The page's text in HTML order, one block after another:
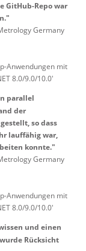
GitHub-Repo war
Germany
Anwendungen mit
8.0/9.0/10.0'
parallel
der
so dass
lauffähig war,
konnte."
Germany
Anwendungen mit
8.0/9.0/10.0'
und einen
Rücksicht